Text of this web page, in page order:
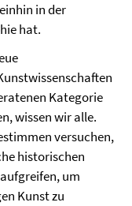
in der
hat.
Kategorie
wissen wir alle.
versuchen,
historischen
um
Kunst zu